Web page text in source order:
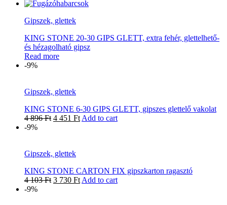
Gipszek, glettek
KING STONE 20-30 GIPS GLETT, extra fehér, glettelhető-
és hézagolható gipsz
Read more
-9%
Gipszek, glettek
KING STONE 6-30 GIPS GLETT, gipszes glettelő vakolat
4 896Ft 4 451 Ft Add to cart
-9%
Gipszek, glettek
KING STONE CARTON FIX gipszkarton ragasztó
4 103Ft 3 730 Ft Add to cart
-9%